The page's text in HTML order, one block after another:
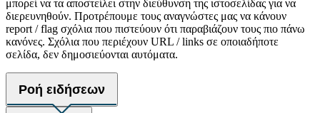
μπορεί να τα αποστείλει στην διεύθυνση της ιστοσελίδας για να
διερευνηθούν. Προτρέπουμε τους αναγνώστες μας να κάνουν
report / flag σχόλια που πιστεύουν ότι παραβιάζουν τους πιο πάνω
κανόνες. Σχόλια που περιέχουν URL / links σε οποιαδήποτε
σελίδα, δεν δημοσιεύονται αυτόματα.
Ροή ειδήσεων